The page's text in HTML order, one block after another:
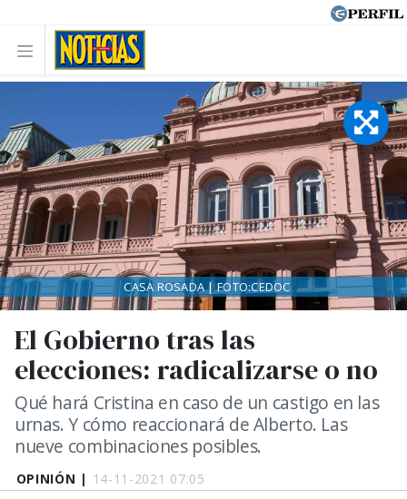
OPINIÓN | 14-11-2021 07:05
El Gobierno tras las
elecciones: radicalizarse o no
Qué hará Cristina en caso de un castigo en las
urnas. Y cómo reaccionará de Alberto. Las
nueve combinaciones posibles.
CASA ROSADA | FOTO:CEDOC